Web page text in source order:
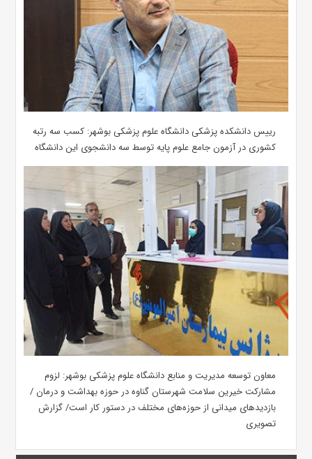
رییس دانشکده پزشکی دانشگاه علوم پزشکی بوشهر: کسب سه رتبه
کشوری در آزمون جامع علوم پایه توسط سه دانشجوی این دانشگاه
معاون توسعه مدیریت و منابع دانشگاه علوم پزشکی بوشهر: لزوم
مشارکت خیرین سلامت شهرستان گناوه در حوزه بهداشت و درمان /
بازدیدهای میدانی از حوزه‌های مختلف در دستور کار است/ گزارش
تصویری